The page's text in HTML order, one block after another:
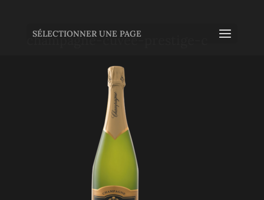
SÉLECTIONNER UNE PAGE
champagne-cuvee-prestige-c